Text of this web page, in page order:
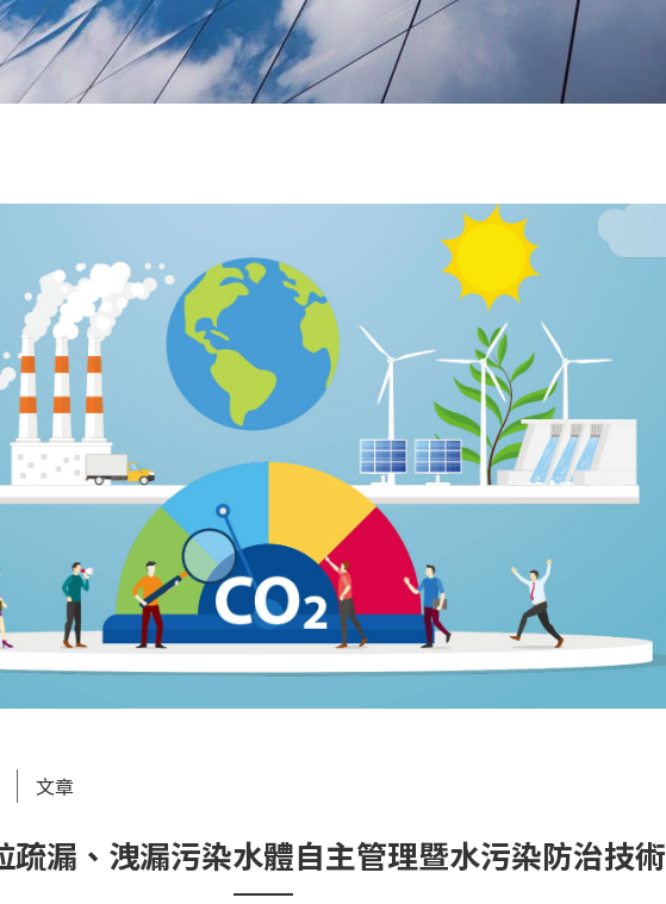
文章
疏漏、洩漏污染水體自主管理暨水污染防治技術